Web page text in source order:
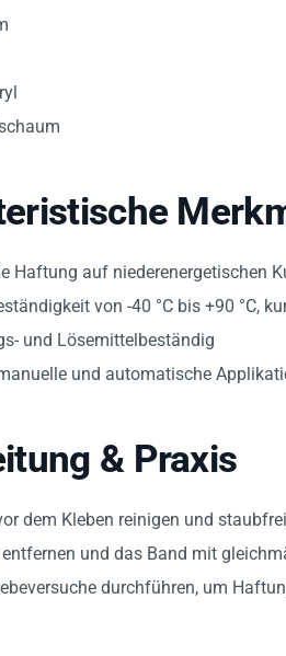
Haftung auf niederenergetischen
von -40 °C bis +90 °C,
und Lösemittelbeständig
und automatische
& Praxis
dem Kleben reinigen und
entfernen und das Band mit
durchführen, um